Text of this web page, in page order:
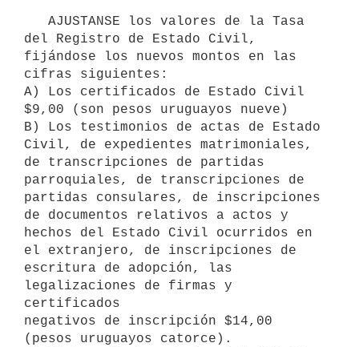
del Registro de Estado Civil,
fijándose los nuevos montos en las
cifras siguientes:
A) Los certificados de Estado Civil
$9,00 (son pesos uruguayos nueve)
B) Los testimonios de actas de Estado
Civil, de expedientes matrimoniales,
de transcripciones de partidas
parroquiales, de transcripciones de
partidas consulares, de inscripciones
de documentos relativos a actos y
hechos del Estado Civil ocurridos en
el extranjero, de inscripciones de
escritura de adopción, las
legalizaciones de firmas y
certificados
negativos de inscripción $14,00
(pesos uruguayos catorce).